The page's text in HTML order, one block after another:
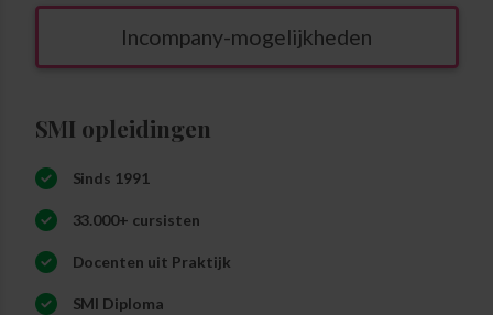
Incompany-mogelijkheden
SMI opleidingen
Sinds 1991
33.000+ cursisten
Docenten uit Praktijk
SMI Diploma